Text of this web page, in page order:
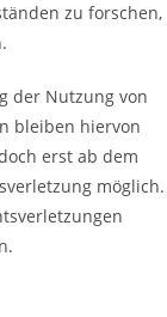
zu forschen,
der Nutzung von
bleiben hiervon
erst ab dem
möglich.